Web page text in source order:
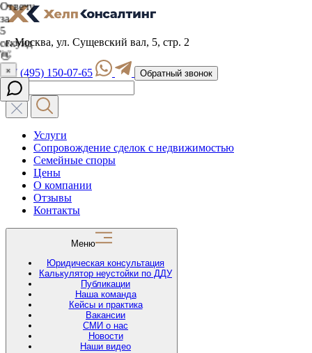
г. Москва, ул. Сущевский вал, 5, стр. 2
+7 (495) 150-07-65 Обратный звонок
Услуги
Сопровождение сделок с недвижимостью
Семейные споры
Цены
О компании
Отзывы
Контакты
Меню
Юридическая консультация
Калькулятор неустойки по ДДУ
Публикации
Наша команда
Кейсы и практика
Вакансии
СМИ о нас
Новости
Наши видео